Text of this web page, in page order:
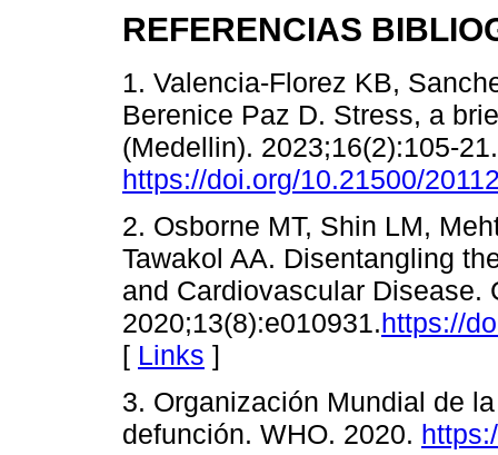
REFERENCIAS
1. Valencia-Florez KB,
Berenice Paz D. Stress, a
(Medellin). 2023;16(2):105-21.
https://doi.org/10.21500/
2. Osborne MT, Shin LM,
Tawakol AA. Disentangling
and Cardiovascular Disease.
2020;13(8):e010931.https://
[ Links ]
3. Organización Mundial de
defunción. WHO. 2020.